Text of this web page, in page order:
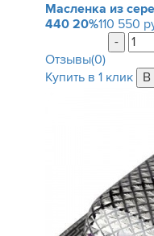
Масленка из
440 20%110 550
-
Отзывы(0)
Купить в 1 клик